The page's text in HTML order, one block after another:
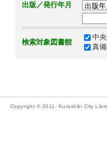
出版／発行年月
検索対象図書館
中
真
Copyright © 2011- Kurashiki City